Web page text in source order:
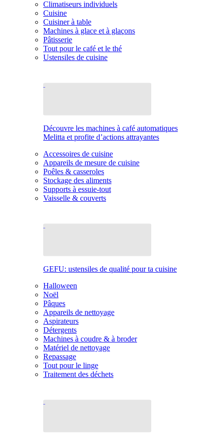
Climatiseurs individuels
Cuisine
Cuisiner à table
Machines à glace et à glaçons
Pâtisserie
Tout pour le café et le thé
Ustensiles de cuisine
Découvre les machines à café automatiques
Melitta et profite d’actions attrayantes
Accessoires de cuisine
Appareils de mesure de cuisine
Poêles & casseroles
Stockage des aliments
Supports à essuie-tout
Vaisselle & couverts
GEFU: ustensiles de qualité pour ta cuisine
Halloween
Noël
Pâques
Appareils de nettoyage
Aspirateurs
Détergents
Machines à coudre & à broder
Matériel de nettoyage
Repassage
Tout pour le linge
Traitement des déchets